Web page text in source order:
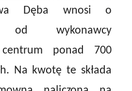
Dęba wnosi o
od wykonawcy
ponad 700
Na kwotę te składa